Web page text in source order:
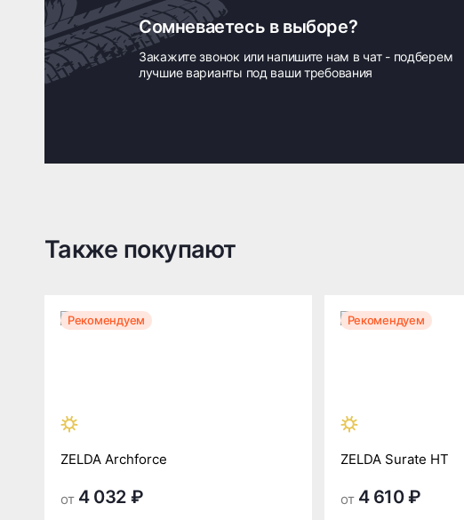
Сомневаетесь в выборе?
Закажите звонок или напишите нам в чат - подберем
лучшие варианты под ваши требования
Также покупают
Рекомендуем
ZELDA Archforce
от 4 032 ₽
Рекомендуем
ZELDA Surate HT
от 4 610 ₽